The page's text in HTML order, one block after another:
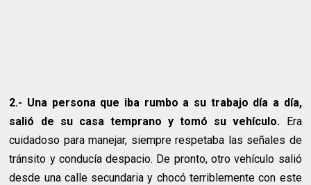
2.- Una persona que iba rumbo a su trabajo día a día,
salió de su casa temprano y tomó su vehículo. Era
cuidadoso para manejar, siempre respetaba las señales de
tránsito y conducía despacio. De pronto, otro vehículo salió
desde una calle secundaria y chocó terriblemente con este